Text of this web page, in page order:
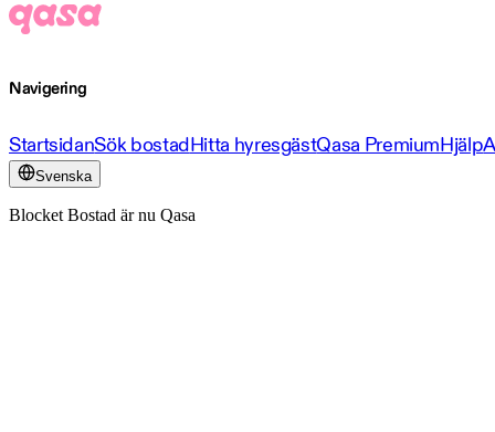
Navigering
StartsidanSök bostadHitta hyresgästQasa PremiumHjälp
Svenska
Blocket Bostad är nu Qasa